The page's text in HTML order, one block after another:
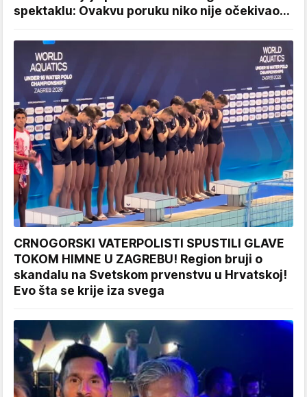
spektaklu: Ovakvu poruku niko nije očekivao...
CRNOGORSKI VATERPOLISTI SPUSTILI GLAVE
TOKOM HIMNE U ZAGREBU! Region bruji o
skandalu na Svetskom prvenstvu u Hrvatskoj!
Evo šta se krije iza svega